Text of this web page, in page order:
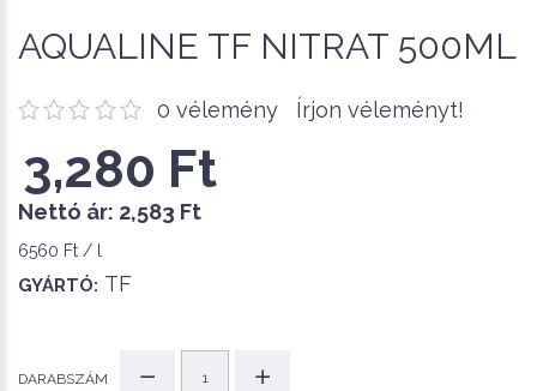
AQUALINE TF NITRAT 500ML
0 vélemény Írjon véleményt!
3,280 Ft
Nettó ár: 2,583 Ft
6560 Ft / l
GYÁRTÓ: TF
DARABSZÁM